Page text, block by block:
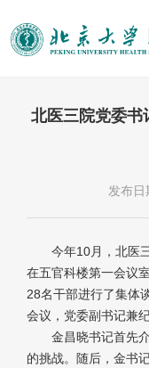
北医三院党委书
发布
今年10月，北医三
在五官科楼第一会议
28名干部进行了集体
会议，党委副书记兼
金昌晓书记首先介
的挑战。随后，金书